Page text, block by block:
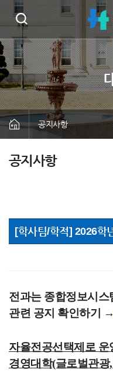
공지사항
공지사항
[학사팀/학적] 2026학
전과는 종합정보시
관련 공지 확인하기 →
자율전공선택제로 운
경영대학(글로벌관